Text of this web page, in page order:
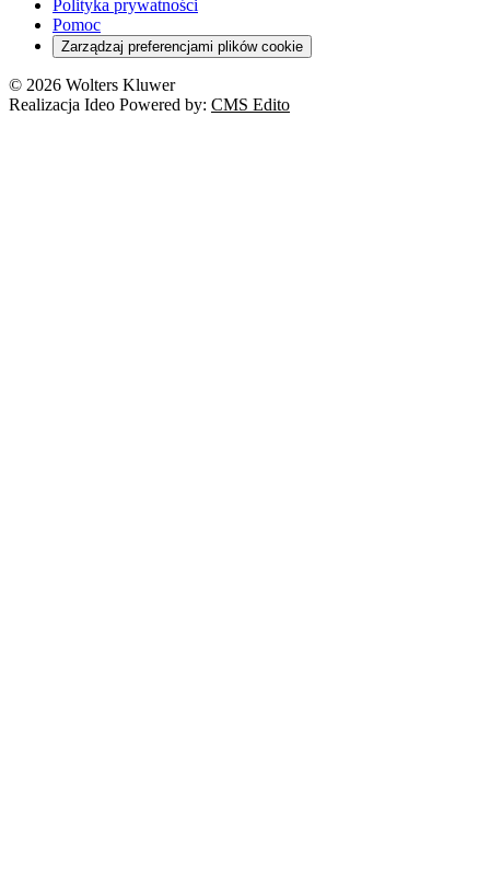
Deregulacja
Cyberbezpieczeństwo
Franczyza
Prawo autorskie
Orzeczenia
RODO
Polityka prywatności
Pomoc
Zarządzaj preferencjami plików cookie
© 2026 Wolters Kluwer
Realizacja Ideo Powered by: CMS Edito